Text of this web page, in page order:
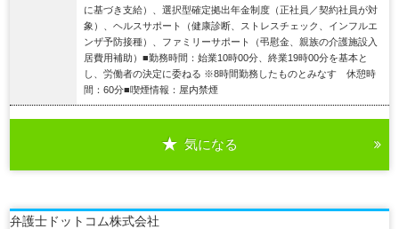
に基づき支給）、選択型確定拠出年金制度（正社員／契約社員が対
象）、ヘルスサポート（健康診断、ストレスチェック、インフルエ
ンザ予防接種）、ファミリーサポート（弔慰金、親族の介護施設入
居費用補助）■勤務時間：始業10時00分、終業19時00分を基本と
し、労働者の決定に委ねる ※8時間勤務したものとみなす 休憩時
間：60分■喫煙情報：屋内禁煙
気になる
弁護士ドットコム株式会社